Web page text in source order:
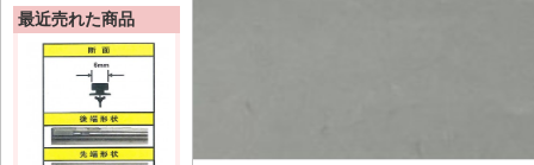
最近売れた商品